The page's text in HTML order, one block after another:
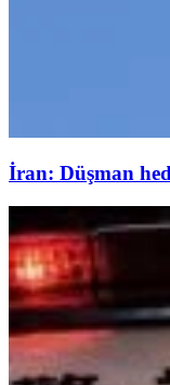
İran: Düşman